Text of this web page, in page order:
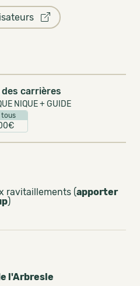
carrières
NIQUE + GUIDE
tous
ravitaillements (apporter
)
l'Arbresle